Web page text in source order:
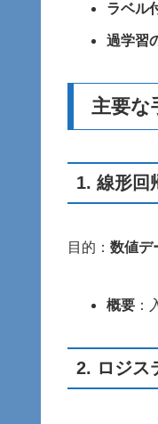
ラベル
過学習
主要な
1. 線形回
目的： 数値デ
概要：
2. ロジス